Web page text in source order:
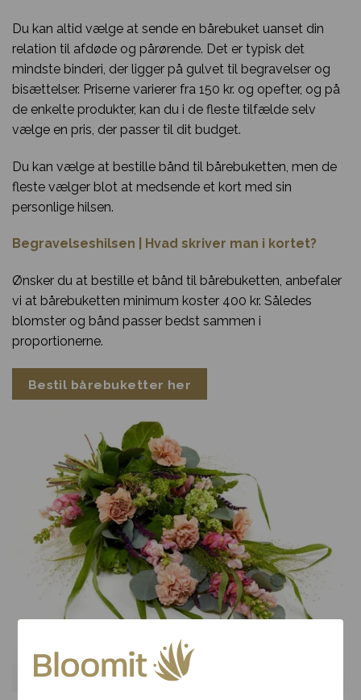
Du kan altid vælge at sende en bårebuket uanset din
relation til afdøde og pårørende. Det er typisk det
mindste binderi, der ligger på gulvet til begravelser og
bisættelser. Priserne varierer fra 150 kr. og opefter, og på
de enkelte produkter, kan du i de fleste tilfælde selv
vælge en pris, der passer til dit budget.
Du kan vælge at bestille bånd til bårebuketten, men de
fleste vælger blot at medsende et kort med sin
personlige hilsen.
Begravelseshilsen | Hvad skriver man i kortet?
Ønsker du at bestille et bånd til bårebuketten, anbefaler
vi at bårebuketten minimum koster 400 kr. Således
blomster og bånd passer bedst sammen i
proportionerne.
Bestil bårebuketter her